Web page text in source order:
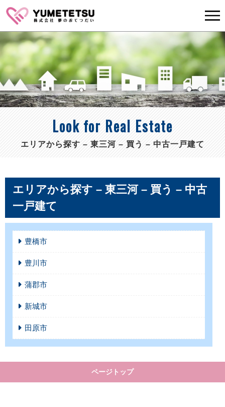
Look for Real Estate
エリアから探す – 東三河 – 買う – 中古一戸建て
エリアから探す – 東三河 – 買う – 中古
一戸建て
豊橋市
豊川市
蒲郡市
新城市
田原市
ページトップ